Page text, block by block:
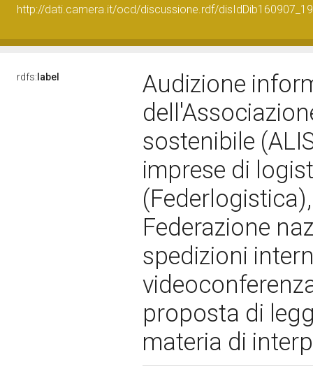
http://dati.camera.it/ocd/discussione.rdf/disIdDib160907_19
rdfs: label
Audizione
sostenibile
imprese di
Federazione
spedizioni
proposta di
materia di